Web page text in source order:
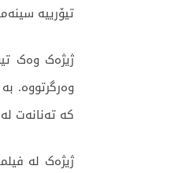
تیۆرییە
ژیژەک وەک
وەرگرتووە.
کە تەنانەت
ژیژەک لە